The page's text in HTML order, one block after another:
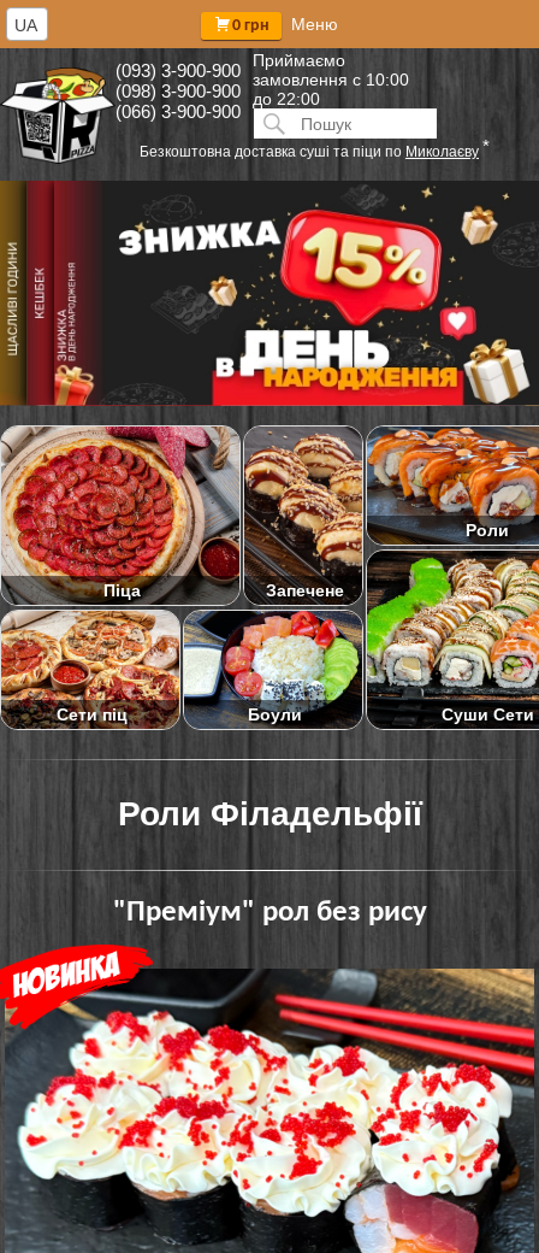
(093) 3-900-900
(098) 3-900-900
(066) 3-900-900
Приймаємо
замовлення с 10:00
до 22:00
Искать:ПОИСК
0 грн Меню
Безкоштовна доставка суші та піци по Миколаєву *
UA
Піца Запечене
Роли
Сети піц Боули Суши Сети
Роли Філадельфії
"Преміум" рол без рису